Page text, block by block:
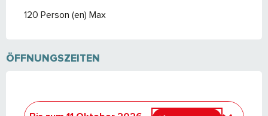
120 Person (en) Max
ÖFFNUNGSZEITEN